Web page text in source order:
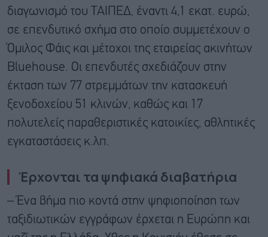
διαγωνισμό του ΤΑΙΠΕΔ, έναντι 4,1 εκατ. ευρώ,
σε επενδυτικό σχήμα στο οποίο συμμετέχουν ο
Όμιλος Φάις και μέτοχοι της εταιρείας ακινήτων
Bluehouse. Οι επενδυτές σχεδιάζουν στην
έκταση των 77 στρεμμάτων την κατασκευή
ξενοδοχείου 51 κλινών, καθώς και 17
πολυτελείς παραθεριστικές κατοικίες, αθλητικές
εγκαταστάσεις κ.λπ.
Έρχονται τα ψηφιακά διαβατήρια
– Ένα βήμα πιο κοντά στην ψηφιοποίηση των
ταξιδιωτικών εγγράφων έρχεται η Ευρώπη και